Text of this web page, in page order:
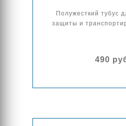
Полужесткий тубус
защиты и
490